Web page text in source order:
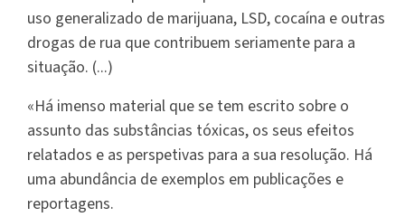
uso generalizado de marijuana, LSD, cocaína e outras
drogas de rua que contribuem seriamente para a
situação. (...)
«Há imenso material que se tem escrito sobre o
assunto das substâncias tóxicas, os seus efeitos
relatados e as perspetivas para a sua resolução. Há
uma abundância de exemplos em publicações e
reportagens.